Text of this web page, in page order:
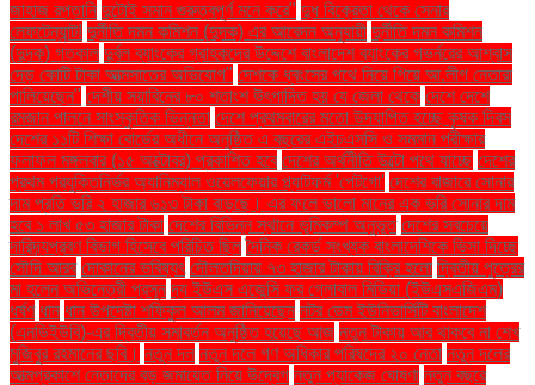
জাহাজ রপ্তানি দুটোই সমান গুরুত্বপূর্ণ মনে করে" দুধ বিক্রেতা থেকে সেনার
লেফটেন্যান্ট! দুর্নীতি দমন কমিশন (দুদক) এর আবেদন অনুযায়ী দুর্নীতি দমন কমিশন
(দুদক) গতকাল দুর্বল ব্যাংকের গ্রাহকদের উদ্দেশে বাংলাদেশ ব্যাংকের গভর্নরের আশ্বাস
দেড় কোটি টাকা আত্মসাতের অভিযোগ" দেশকে ধ্বংসের পথে নিয়ে গিয়ে আ.লীগ নেতারা
পালিয়েছেন" দেশীয় সয়াবিনের ৮০ শতাংশ উৎপাদিত হয় যে জেলা থেকে দেশে দেশে
রমজান পালনে সাংস্কৃতিক ভিন্নতা দেশে প্রথমবারের মতো উদযাপিত হচ্ছে কৃষক দিবস
দেশের ১১টি শিক্ষা বোর্ডের অধীনে অনুষ্ঠিত এ বছরের এইচএসসি ও সমমান পরীক্ষার
ফলাফল মঙ্গলবার (১৫ অক্টোবর) প্রকাশিত হবে দেশের অর্থনীতি উল্টো পথে যাচ্ছে দেশের
প্রথম প্রযুক্তিনির্ভর অ্যানিম্যাল ওয়েলফেয়ার প্ল্যাটফর্ম 'পেটগো' দেশের বাজারে সোনার
দাম প্রতি ভরি ২ হাজার ৬১৩ টাকা বাড়ছে। এর ফলে ভালো মানের এক ভরি সোনার দাম
হবে ১ লাখ ৫৩ হাজার টাকা দেশের বিভিন্ন স্থানে ভূমিকম্প অনুভূত দেশের সবচেয়ে
দারিদ্র্যপ্রবণ বিভাগ হিসেবে পরিচিত ছিল দৈনিক রেকর্ড সংখ্যক বাংলাদেশিকে ভিসা দিচ্ছে
সৌদি আরব দোকানের ভবিষ্যৎ দৌলতদিয়ায় ৭৩ হাজার টাকায় বিক্রি হলো দ্বিতীয় পুত্রের
মা হলেন অভিনেত্রী প্রসূন দ্য ইউএস এজেন্সি ফর গ্লোবাল মিডিয়া (ইউএসএজিএম)
ধর্ষণ ধান ধান উপদেষ্টা শফিকুল আলম জানিয়েছেন নটর ডেম ইউনিভার্সিটি বাংলাদেশ
(এনডিইউবি)-এর দ্বিতীয় সমাবর্তন অনুষ্ঠিত হয়েছে আজ নতুন টাকায় আর থাকবে না শেখ
মুজিবুর রহমানের ছবি। নতুন দল নতুন দলে গণ অধিকার পরিষদের ২০ নেতা নতুন দলের
আত্মপ্রকাশে নেতাদের বড় জমায়েত নিয়ে উদ্বেগ নতুন প্যাকেজ ঘোষণা নতুন বছরে